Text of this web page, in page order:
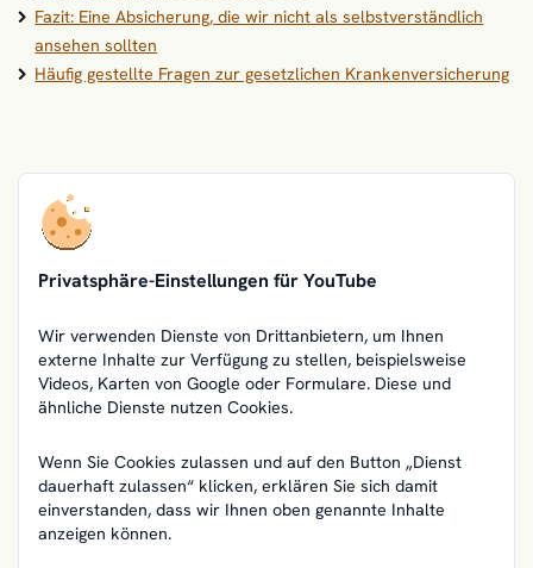
Fazit: Eine Absicherung, die wir nicht als selbstverständlich
ansehen sollten
Häufig gestellte Fragen zur gesetzlichen Krankenversicherung
Privatsphäre-Einstellungen für YouTube
Wir verwenden Dienste von Drittanbietern, um Ihnen
externe Inhalte zur Verfügung zu stellen, beispielsweise
Videos, Karten von Google oder Formulare. Diese und
ähnliche Dienste nutzen Cookies.
Wenn Sie Cookies zulassen und auf den Button „Dienst
dauerhaft zulassen“ klicken, erklären Sie sich damit
einverstanden, dass wir Ihnen oben genannte Inhalte
anzeigen können.